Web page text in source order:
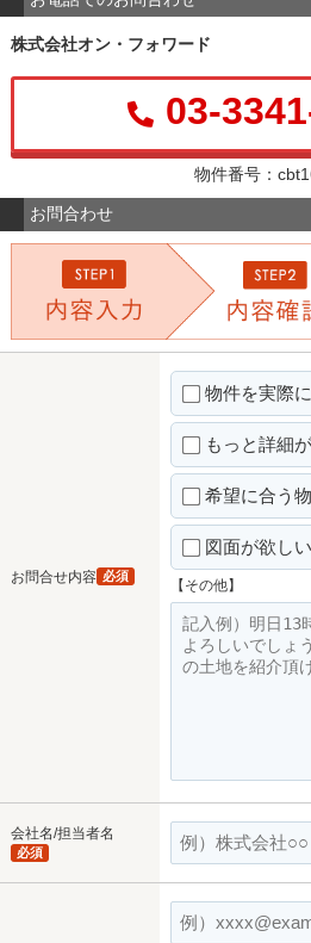
株式会社オン・フォワード
03-
物件番号：
お問合わせ
お問合せ内容 必須
物件を実際
もっと詳細
希望に合う
図面が欲しい
【その他】
会社名/担当者名
必須